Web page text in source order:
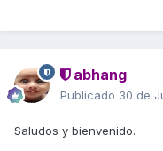
abhang
Publicado 30 de
Saludos y bienvenido.